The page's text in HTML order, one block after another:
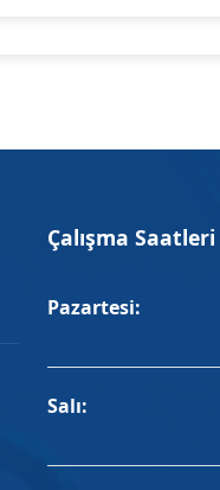
Çalışma Saatleri
Pazartesi:
Salı: